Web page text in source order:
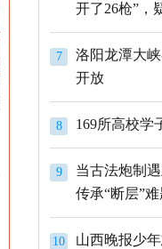
开了26枪”，
7
洛阳龙潭大
开放
8 169所高校学
9
当古法炮制
传承“断层”难
10
山西晚报少